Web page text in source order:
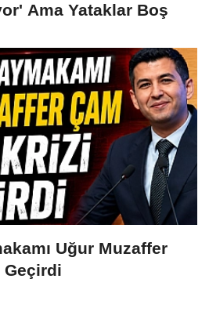
Ama Yataklar Boş
Uğur Muzaffer
Geçirdi